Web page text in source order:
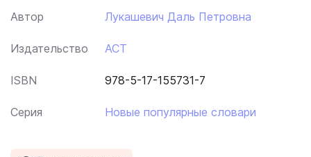
Автор Лукашевич Даль Петровна
Издательство АСТ
ISBN 978-5-17-155731-7
Серия Новые популярные словари